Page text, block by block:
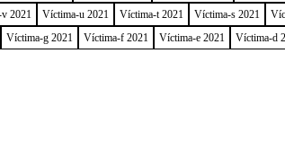
2021 Víctima-u 2021 Víctima-t 2021 Víctima-s 2021
Víctima-g 2021 Víctima-f 2021 Víctima-e 2021 Víctima-d